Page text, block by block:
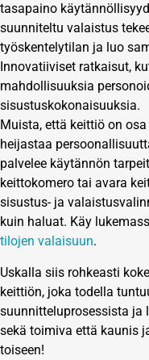
tasapaino
suunniteltu valaistus
työskentelytilan ja luo
Innovatiiviset ratkaisut,
mahdollisuuksia
sisustuskokonaisuuksia.
Muista, että keittiö on
heijastaa
palvelee käytännön
keittokomero tai avara
sisustus- ja
kuin haluat. Käy
tilojen valaisuun.
Uskalla siis rohkeasti
keittiön, joka todella
suunnitteluprosessista ja
sekä toimiva että kaunis
toiseen!